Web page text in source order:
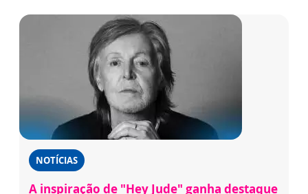
NOTÍCIAS
A inspiração de "Hey Jude" ganha destaque